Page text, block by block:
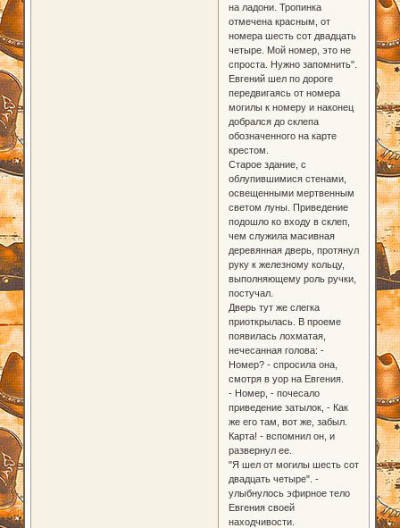
на ладони. Тропинка
отмечена красным, от
номера шесть сот двадцать
четыре. Мой номер, это не
спроста. Нужно запомнить".
Евгений шел по дороге
передвигаясь от номера
могилы к номеру и наконец
добрался до склепа
обозначенного на карте
крестом.
Старое здание, с
облупившимися стенами,
освещенными мертвенным
светом луны. Приведение
подошло ко входу в склеп,
чем служила масивная
деревянная дверь, протянул
руку к железному кольцу,
выполняющему роль ручки,
постучал.
Дверь тут же слегка
приоткрылась. В проеме
появилась лохматая,
нечесанная голова: -
Номер? - спросила она,
смотря в уор на Евгения.
- Номер, - почесало
приведение затылок, - Как
же его там, вот же, забыл.
Карта! - вспомнил он, и
развернул ее.
"Я шел от могилы шесть сот
двадцать четыре". -
улыбнулось эфирное тело
Евгения своей
находчивости.